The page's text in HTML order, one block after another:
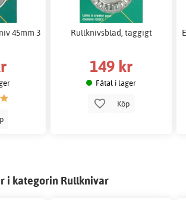
45mm 3
Rullknivsblad, taggigt
149 kr
Fåtal i lager
Köp
i kategorin Rullknivar